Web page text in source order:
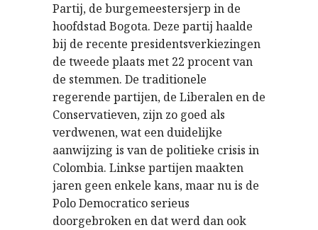
Partij, de burgemeestersjerp in de
hoofdstad Bogota. Deze partij haalde
bij de recente presidentsverkiezingen
de tweede plaats met 22 procent van
de stemmen. De traditionele
regerende partijen, de Liberalen en de
Conservatieven, zijn zo goed als
verdwenen, wat een duidelijke
aanwijzing is van de politieke crisis in
Colombia. Linkse partijen maakten
jaren geen enkele kans, maar nu is de
Polo Democratico serieus
doorgebroken en dat werd dan ook